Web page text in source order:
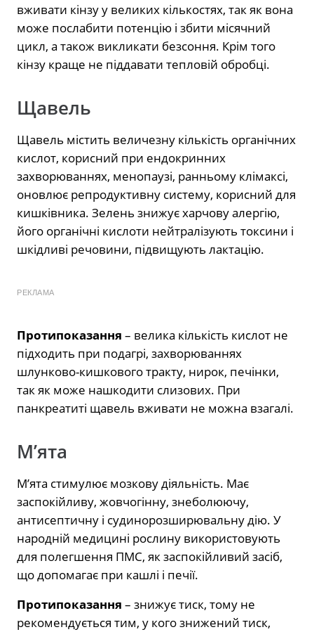
вживати кінзу у великих кількостях, так як вона
може послабити потенцію і збити місячний
цикл, а також викликати безсоння. Крім того
кінзу краще не піддавати тепловій обробці.
Щавель
Щавель містить величезну кількість органічних
кислот, корисний при ендокринних
захворюваннях, менопаузі, ранньому клімаксі,
оновлює репродуктивну систему, корисний для
кишківника. Зелень знижує харчову алергію,
його органічні кислоти нейтралізують токсини і
шкідливі речовини, підвищують лактацію.
РЕКЛАМА
Протипоказання – велика кількість кислот не
підходить при подагрі, захворюваннях
шлунково-кишкового тракту, нирок, печінки,
так як може нашкодити слизових. При
панкреатиті щавель вживати не можна взагалі.
М’ята
М’ята стимулює мозкову діяльність. Має
заспокійливу, жовчогінну, знеболюючу,
антисептичну і судинорозширювальну дію. У
народній медицині рослину використовують
для полегшення ПМС, як заспокійливий засіб,
що допомагає при кашлі і печії.
Протипоказання – знижує тиск, тому не
рекомендується тим, у кого знижений тиск,